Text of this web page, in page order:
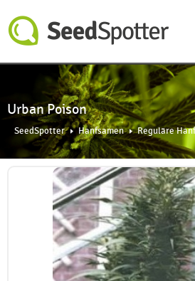
Urban Poison
SeedSpotter Hanfsamen Reguläre